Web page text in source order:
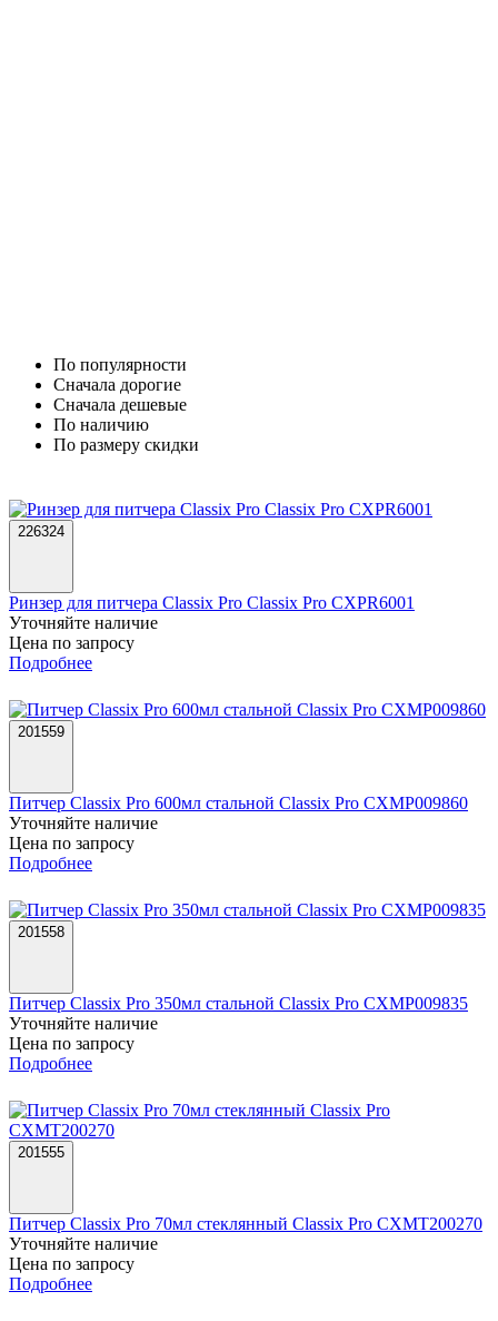
По популярности
Cначала дорогие
Cначала дешевые
По наличию
По размеру скидки
226324
Ринзер для питчера Classix Pro Classix Pro CXPR6001
Уточняйте наличие
Цена по запросу
Подробнее
201559
Питчер Classix Pro 600мл стальной Classix Pro CXMP009860
Уточняйте наличие
Цена по запросу
Подробнее
201558
Питчер Classix Pro 350мл стальной Classix Pro CXMP009835
Уточняйте наличие
Цена по запросу
Подробнее
201555
Питчер Classix Pro 70мл стеклянный Classix Pro CXMT200270
Уточняйте наличие
Цена по запросу
Подробнее